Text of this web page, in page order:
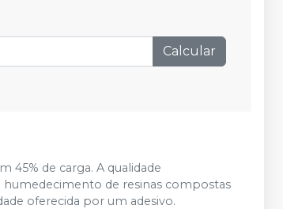
Calcular
45% de carga. A qualidade
de resinas compostas
oferecida por um adesivo.